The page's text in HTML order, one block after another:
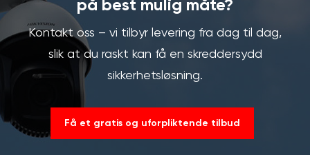
på best mulig måte?
Kontakt oss – vi tilbyr levering fra dag til dag,
slik at du raskt kan få en skreddersydd
sikkerhetsløsning.
Få et gratis og uforpliktende tilbud